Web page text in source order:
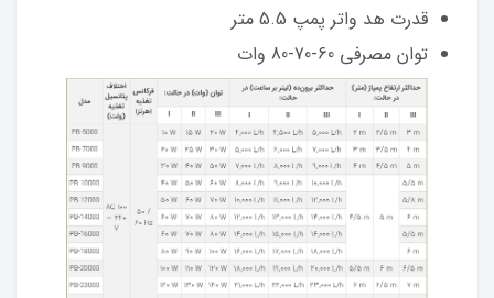
قدرت هد واتر پمپ 5.5 متر
توان مصرفی 60-70-80 وات